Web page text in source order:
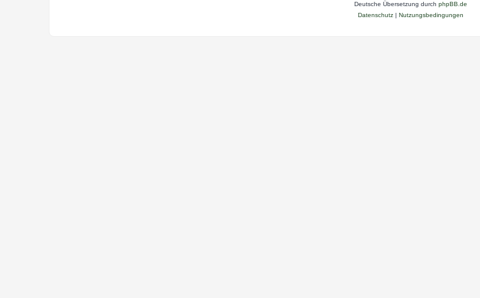
Deutsche Übersetzung durch phpBB.de
Datenschutz| Nutzungsbedingungen